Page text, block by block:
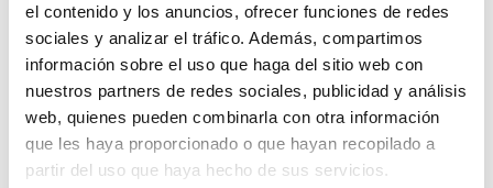
el contenido y los anuncios, ofrecer funciones de redes
sociales y analizar el tráfico. Además, compartimos
información sobre el uso que haga del sitio web con
nuestros partners de redes sociales, publicidad y análisis
web, quienes pueden combinarla con otra información
que les haya proporcionado o que hayan recopilado a
partir del uso que haya hecho de sus servicios.
-
+
Lo quiero
Gorra Totto Plus 2.0 con Filtro UV Negro
$21.99
Lo quiero
Gorra Prespa color Rosado